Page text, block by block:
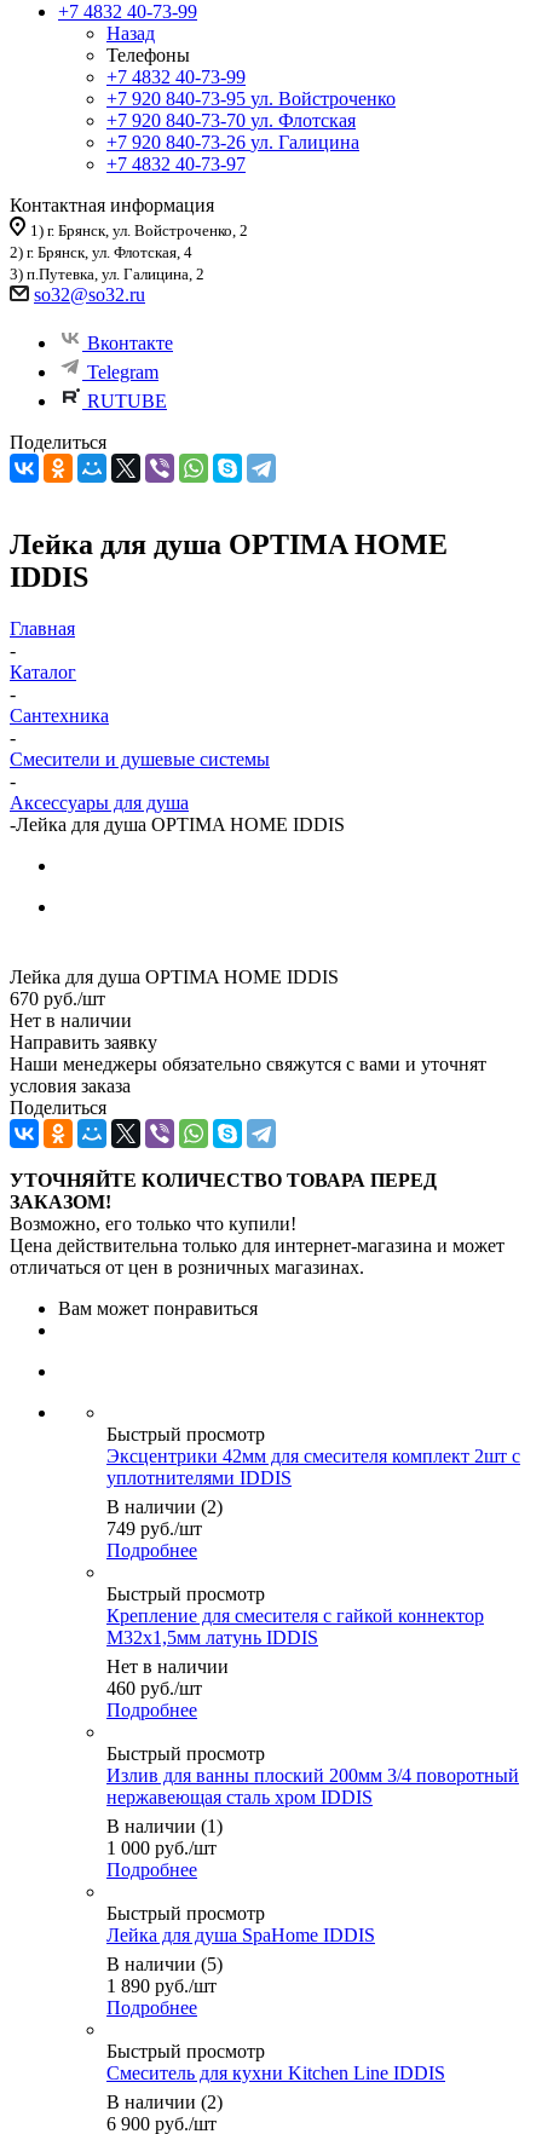
+7 4832 40-73-99
Назад
Телефоны
+7 4832 40-73-99
+7 920 840-73-95 ул. Войстроченко
+7 920 840-73-70 ул. Флотская
+7 920 840-73-26 ул. Галицина
+7 4832 40-73-97
Контактная информация
1) г. Брянск, ул. Войстроченко, 2
2) г. Брянск, ул. Флотская, 4
3) п.Путевка, ул. Галицина, 2
so32@so32.ru
Вконтакте
Telegram
RUTUBE
Поделиться
Лейка для душа OPTIMA HOME
IDDIS
Главная
-
Каталог
-
Сантехника
-
Смесители и душевые системы
-
Аксессуары для душа
-Лейка для душа OPTIMA HOME IDDIS
Лейка для душа OPTIMA HOME IDDIS
670 руб./шт
Нет в наличии
Направить заявку
Наши менеджеры обязательно свяжутся с вами и уточнят
условия заказа
Поделиться
УТОЧНЯЙТЕ КОЛИЧЕСТВО ТОВАРА ПЕРЕД
ЗАКАЗОМ!
Возможно, его только что купили!
Цена действительна только для интернет-магазина и может
отличаться от цен в розничных магазинах.
Вам может понравиться
Быстрый просмотр
Эксцентрики 42мм для смесителя комплект 2шт с
уплотнителями IDDIS
В наличии (2)
749 руб./шт
Подробнее
Быстрый просмотр
Крепление для смесителя с гайкой коннектор
М32х1,5мм латунь IDDIS
Нет в наличии
460 руб./шт
Подробнее
Быстрый просмотр
Излив для ванны плоский 200мм 3/4 поворотный
нержавеющая сталь хром IDDIS
В наличии (1)
1 000 руб./шт
Подробнее
Быстрый просмотр
Лейка для душа SpaHome IDDIS
В наличии (5)
1 890 руб./шт
Подробнее
Быстрый просмотр
Смеситель для кухни Kitchen Line IDDIS
В наличии (2)
6 900 руб./шт